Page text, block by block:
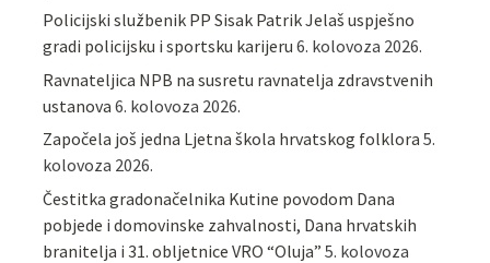
Policijski službenik PP Sisak Patrik Jelaš uspješno
gradi policijsku i sportsku karijeru 6. kolovoza 2026.
Ravnateljica NPB na susretu ravnatelja zdravstvenih
ustanova 6. kolovoza 2026.
Započela još jedna Ljetna škola hrvatskog folklora 5.
kolovoza 2026.
Čestitka gradonačelnika Kutine povodom Dana
pobjede i domovinske zahvalnosti, Dana hrvatskih
branitelja i 31. obljetnice VRO “Oluja” 5. kolovoza